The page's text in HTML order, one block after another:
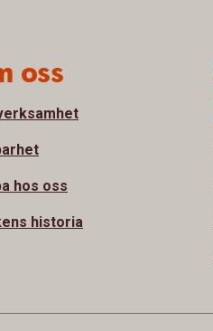
oss
hos oss
historia